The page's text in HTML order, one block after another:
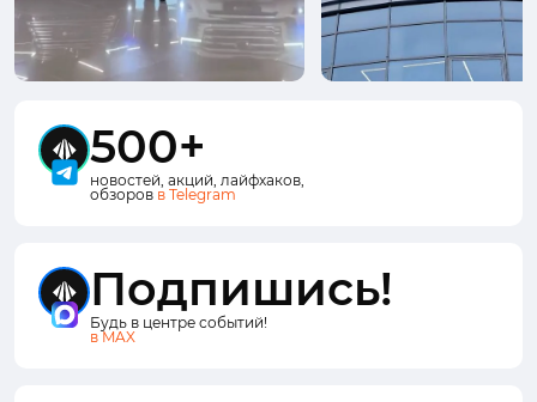
500+
новостей, акций, лайфхаков,
обзоров в Telegram
Подпишись!
Будь в центре событий!
в MAX